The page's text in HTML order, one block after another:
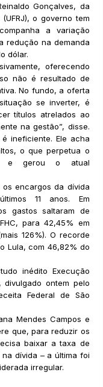
Gonçalves, da
o governo tem
a variação
redução na demanda
dólar.
oferecendo
não é resultado de
No fundo, a oferta
se inverter, é
títulos atrelados ao
na gestão”, disse.
ineficiente. Ele acha
o que perpetua o
e gerou o atual
os encargos da dívida
11 anos. Em
gastos saltaram de
para 42,45% em
126%). O recorde
Lula, com 46,82% do
inédito Execução
divulgado ontem pelo
Federal de São
Mendes Campos e
que, para reduzir os
baixar a taxa de
dívida – a última foi
irregular.